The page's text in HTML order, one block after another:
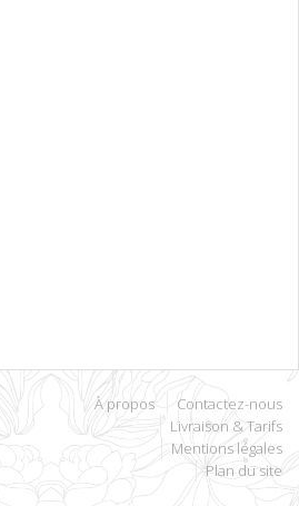
À propos
Contactez-nous
Livraison & Tarifs
Mentions légales
Plan du site